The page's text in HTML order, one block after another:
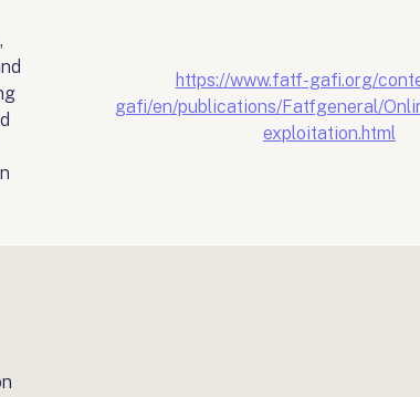
https://www.fatf-gafi.org/
gafi/en/publications/Fatfgeneral/
exploitation.html